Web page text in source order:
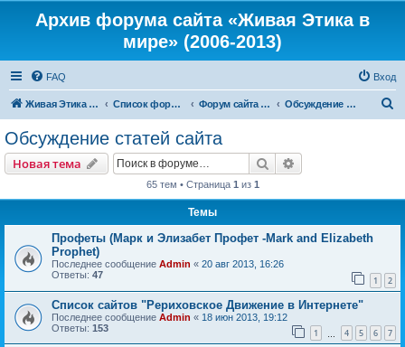
Архив форума сайта «Живая Этика в
мире» (2006-2013)
FAQ Вход
Живая Этика в мире Список форумов Форум сайта «Живая Этика в мире» Обсуждение статей сайта
Обсуждение статей сайта
Новая тема Поиск
65 тем • Страница 1 из 1
Темы
Профеты (Марк и Элизабет Профет -Mark and Elizabeth
Prophet)
Последнее сообщение Admin « 20 авг 2013, 16:26
Ответы: 47 1 2
Список сайтов "Рериховское Движение в Интернете"
Последнее сообщение Admin « 18 июн 2013, 19:12
Ответы: 153 1 4 5 6 7